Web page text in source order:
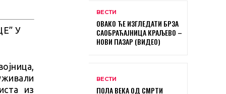
из
ВЕСТИ
ОВАКО ЋЕ ИЗГЛЕДАТИ БРЗА
САОБРАЋАЈНИЦА КРАЉЕВО –
НОВИ ПАЗАР (ВИДЕО)
ВЕСТИ
ПОЛА ВЕКА ОД СМРТИ